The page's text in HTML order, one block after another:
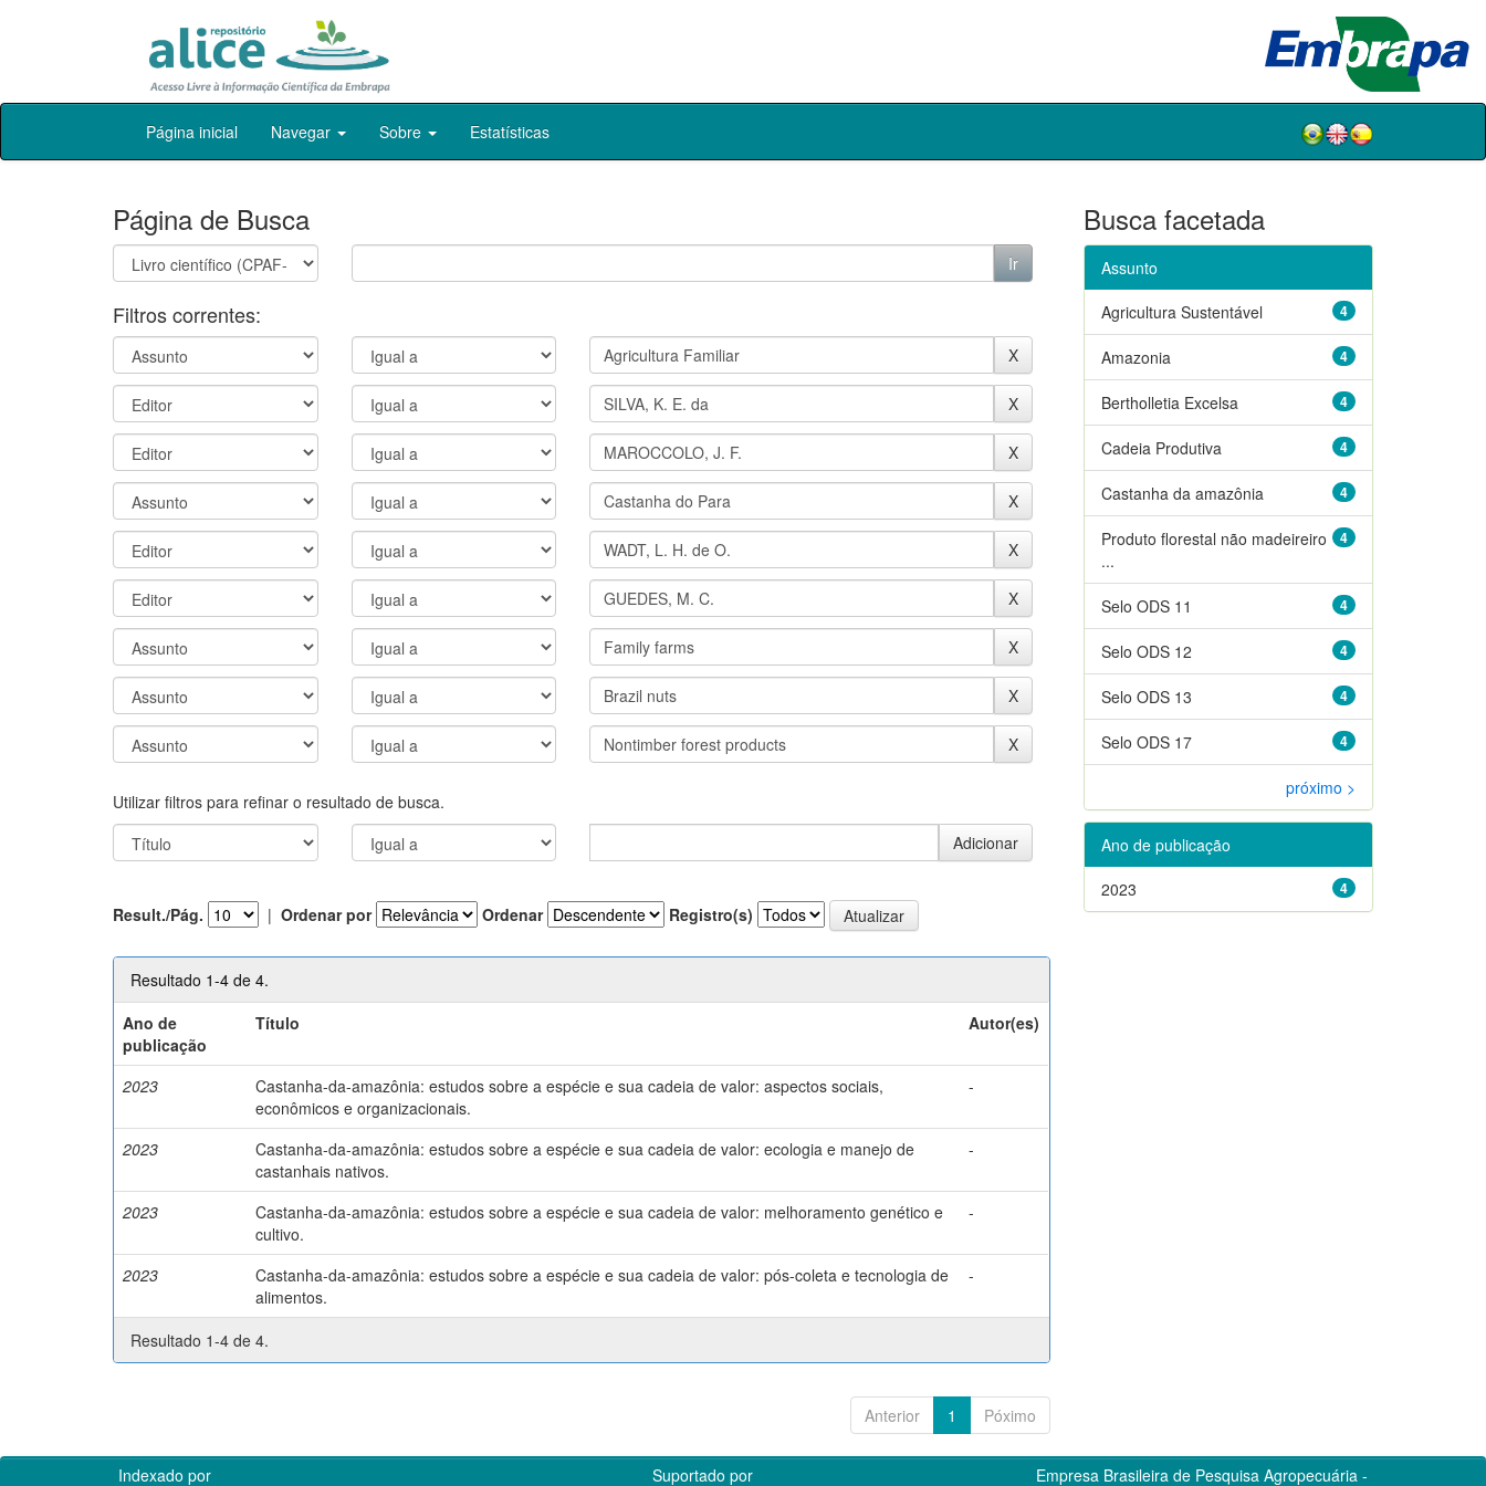
Skip
Página inicial Navegar Sobre Estatísticas
Página de Busca
Filtros correntes:
Utilizar filtros para refinar o resultado de busca.
Result./Pág. | Ordenar por Ordenar Registro(s)
Resultado 1-4 de 4.
Ano de
publicação
Título Autor(es)
2023
Castanha-da-amazônia: estudos sobre a espécie e sua cadeia de valor: aspectos sociais,
econômicos e organizacionais.
-
2023
Castanha-da-amazônia: estudos sobre a espécie e sua cadeia de valor: ecologia e manejo de
castanhais nativos.
-
2023
Castanha-da-amazônia: estudos sobre a espécie e sua cadeia de valor: melhoramento genético e
cultivo.
-
2023
Castanha-da-amazônia: estudos sobre a espécie e sua cadeia de valor: pós-coleta e tecnologia de
alimentos.
-
Resultado 1-4 de 4.
Anterior 1 Póximo
Busca facetada
Assunto
4
Agricultura Sustentável
4
Amazonia
4
Bertholletia Excelsa
4
Cadeia Produtiva
4
Castanha da amazônia
4
Produto florestal não madeireiro
...
4
Selo ODS 11
4
Selo ODS 12
4
Selo ODS 13
4
Selo ODS 17
próximo >
Ano de publicação
4
2023
Indexado por Suportado por
Empresa Brasileira de Pesquisa Agropecuária -